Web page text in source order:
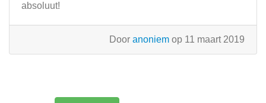
absoluut!
Door anoniem op 11 maart 2019